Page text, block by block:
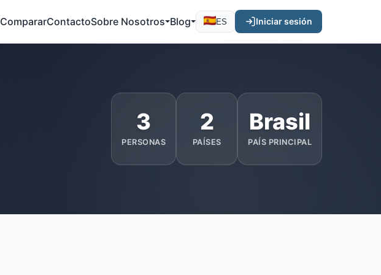
CompararContactoSobre Nosotros Blog ES Iniciar sesión
3
PERSONAS
2
PAÍSES
Brasil
PAÍS PRINCIPAL